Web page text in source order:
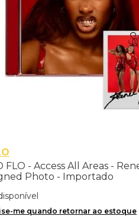
FLO - Access All Areas -
Photo - Importado
me quando retornar ao estoque